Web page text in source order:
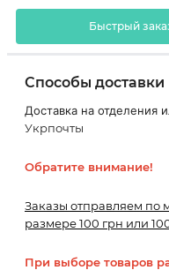
Быстрый
Способы доставки
Доставка на отделения
Укрпочты
Обратите внимание!
Заказы отправляем по
размере 100 грн или
При выборе товаров